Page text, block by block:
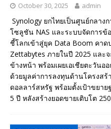
October 30, 2025 admin
Synology ยกไทยเป็นศูนย์กลาง
โซลูชัน NAS และระบบจัดการข้
ชี้โลกเข้าสู่ยุค Data Boom คา
Zettabytes ภายในปี 2025 และ
ข้างหน้า พร้อมเผยเอเชียตะวันอ
ด้วยมูลค่าการลงทุนด้านโครงส
ดอลลาร์สหรัฐ พร้อมตั้งเป้าขยา
5 ปี หลังสร้างยอดขายเติบโต